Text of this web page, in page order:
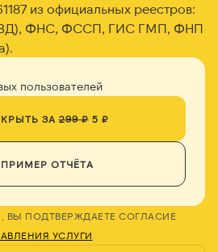
из официальных реестров:
ФНС, ФССП, ГИС ГМП, ФНП
пользователей
ЗА299 ₽5 ₽
ПРИМЕР ОТЧЁТА
ВЫ ПОДТВЕРЖДАЕТЕ СОГЛАСИЕ
УСЛУГИ